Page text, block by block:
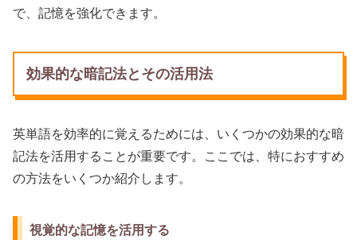
で、記憶を強化できます。
効果的な暗記法とその活用法
英単語を効率的に覚えるためには、いくつかの効果的な暗
記法を活用することが重要です。ここでは、特におすすめ
の方法をいくつか紹介します。
視覚的な記憶を活用する